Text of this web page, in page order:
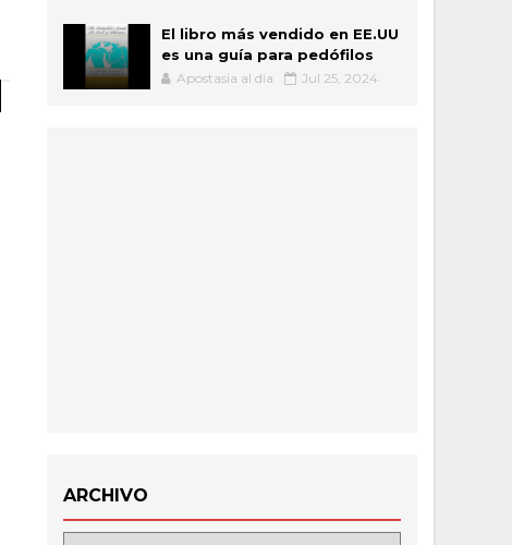
El libro más vendido en EE.UU
es una guía para pedófilos
Apostasia al dia Jul 25, 2024
ARCHIVO